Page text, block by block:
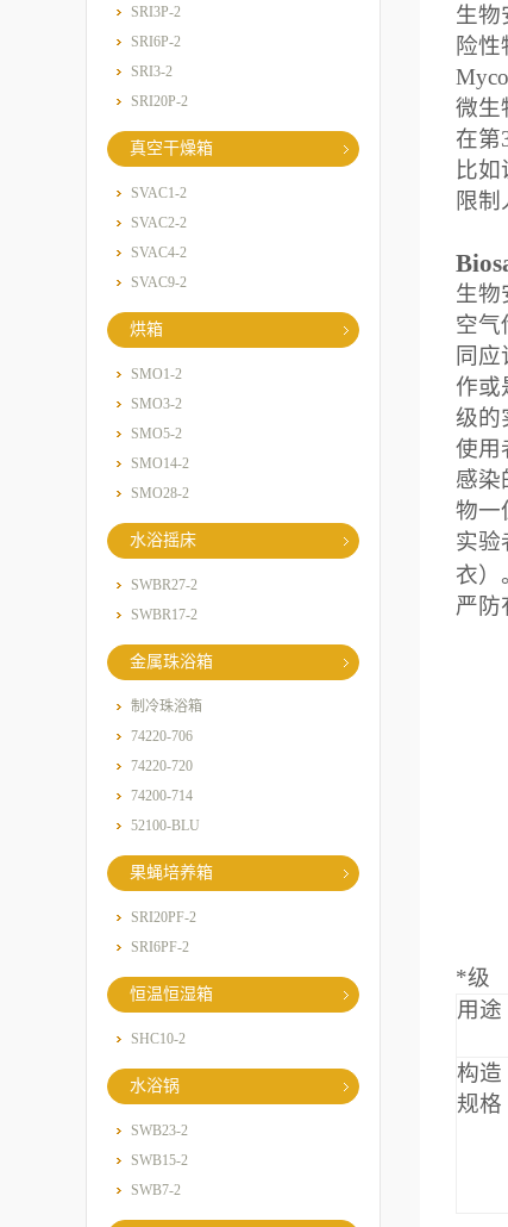
SRI3P-2
SRI6P-2
SRI3-2
SRI20P-2
真空干燥箱
SVAC1-2
SVAC2-2
SVAC4-2
SVAC9-2
烘箱
SMO1-2
SMO3-2
SMO5-2
SMO14-2
SMO28-2
水浴摇床
SWBR27-2
SWBR17-2
金属珠浴箱
制冷珠浴箱
74220-706
74220-720
74200-714
52100-BLU
果蝇培养箱
SRI20PF-2
SRI6PF-2
恒温恒湿箱
SHC10-2
水浴锅
SWB23-2
SWB15-2
SWB7-2
生物
险
微生
在第
比
限
生物
空气
同应
作或
级的
使用
感染
物一
实验
衣）
严防
*级
用途
构造
规格